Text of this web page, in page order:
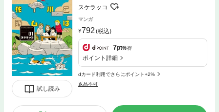
試し読み
スケラッコ
マンガ
792 (税込)
7pt獲得
ポイント詳細
dカード利用でさらにポイント+2%
返品不可